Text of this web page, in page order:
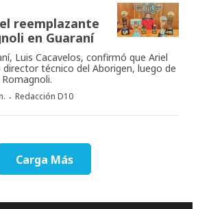
reemplazante
en Guaraní
Luis Cacavelos, confirmó que Ariel
director técnico del Aborigen, luego de
· Redacción D10
Carga Más